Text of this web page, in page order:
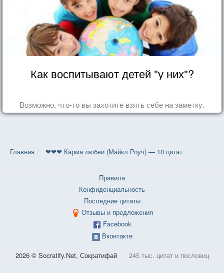
Как воспитывают детей "у них"?
Возможно, что-то вы захотите взять себе на заметку.
Главная ❤❤❤ Карма любви (Майкл Роуч) — 10 цитат
Правила
Конфиденциальность
Последние цитаты
Отзывы и предложения
Facebook
Вконтакте
2026 © Socratify.Net, Сократифай 245 тыс. цитат и пословиц